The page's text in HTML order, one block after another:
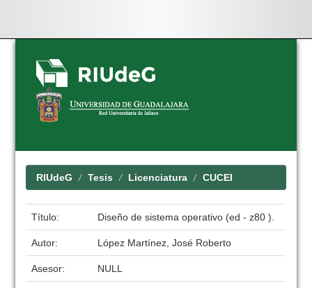
Skip
navigation
RIUdeG Tesis Licenciatura CUCEI
Título: Diseño de sistema operativo (ed - z80 ).
Autor: López Martínez, José Roberto
Asesor: NULL